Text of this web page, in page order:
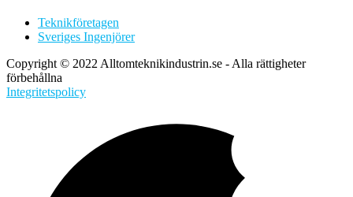
Teknikföretagen
Sveriges Ingenjörer
Copyright © 2022 Alltomteknikindustrin.se - Alla rättigheter
förbehållna
Integritetspolicy